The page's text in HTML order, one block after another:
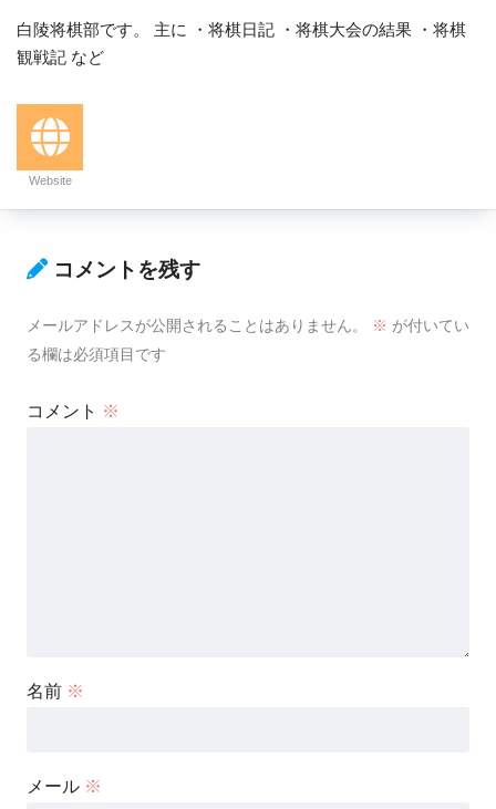
白陵将棋部です。 主に ・将棋日記 ・将棋大会の結果 ・将棋
観戦記 など
Website
コメントを残す
メールアドレスが公開されることはありません。 ※ が付いてい
る欄は必須項目です
コメント ※
名前 ※
メール ※